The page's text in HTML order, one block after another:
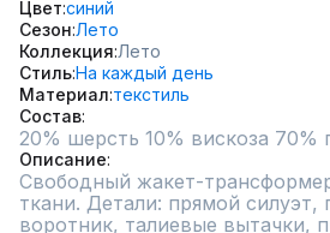
Цвет синий
Сезон Лето
Коллекция Лето
СтильНа каждый день
Материал текстиль
Состав
20% шерсть 10% вискоза 70%
Описание
Свободный жакет-
ткани. Детали: прямой
воротник, талиевые вытачки,